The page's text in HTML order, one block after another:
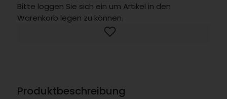
Bitte loggen Sie sich ein um Artikel in den
Warenkorb legen zu können.
Produktbeschreibung